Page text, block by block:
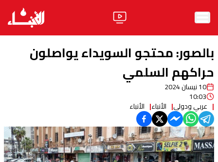
الأخبار
آراء
فيديو
مواقف
وليد جنبلاطالحزب
بالصور: محتجو السويداء يواصلون
حراكهم السلمي
10 نيسان 2024
10:03
عربي ودولي الأنباء الأنباء